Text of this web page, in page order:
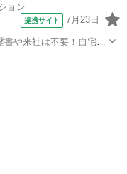
ョン
提携サイト 7月23日
書や来社は不要！自宅で